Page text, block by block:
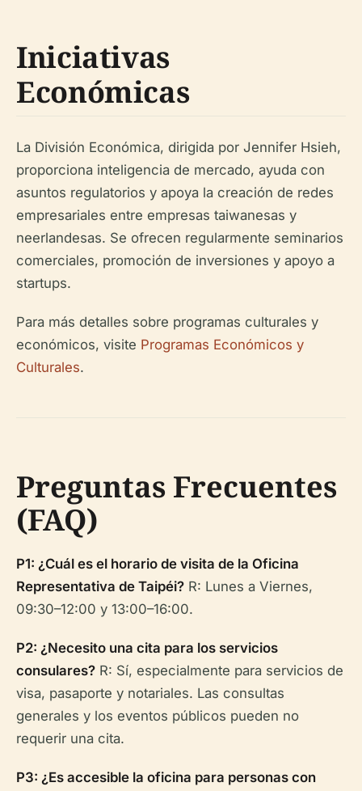
Iniciativas
Económicas
La División Económica, dirigida por Jennifer Hsieh,
proporciona inteligencia de mercado, ayuda con
asuntos regulatorios y apoya la creación de redes
empresariales entre empresas taiwanesas y
neerlandesas. Se ofrecen regularmente seminarios
comerciales, promoción de inversiones y apoyo a
startups.
Para más detalles sobre programas culturales y
económicos, visite Programas Económicos y
Culturales.
Preguntas Frecuentes
(FAQ)
P1: ¿Cuál es el horario de visita de la Oficina
Representativa de Taipéi? R: Lunes a Viernes,
09:30–12:00 y 13:00–16:00.
P2: ¿Necesito una cita para los servicios
consulares? R: Sí, especialmente para servicios de
visa, pasaporte y notariales. Las consultas
generales y los eventos públicos pueden no
requerir una cita.
P3: ¿Es accesible la oficina para personas con